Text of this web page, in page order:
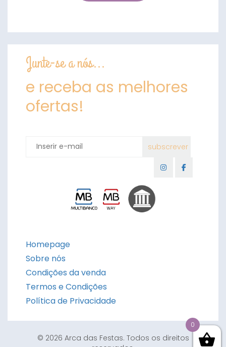
Junte-se a nós...
e receba as melhores
ofertas!
Homepage
Sobre nós
Condições da venda
Termos e Condições
Política de Privacidade
© 2026 Arca das Festas. Todos os direitos
0